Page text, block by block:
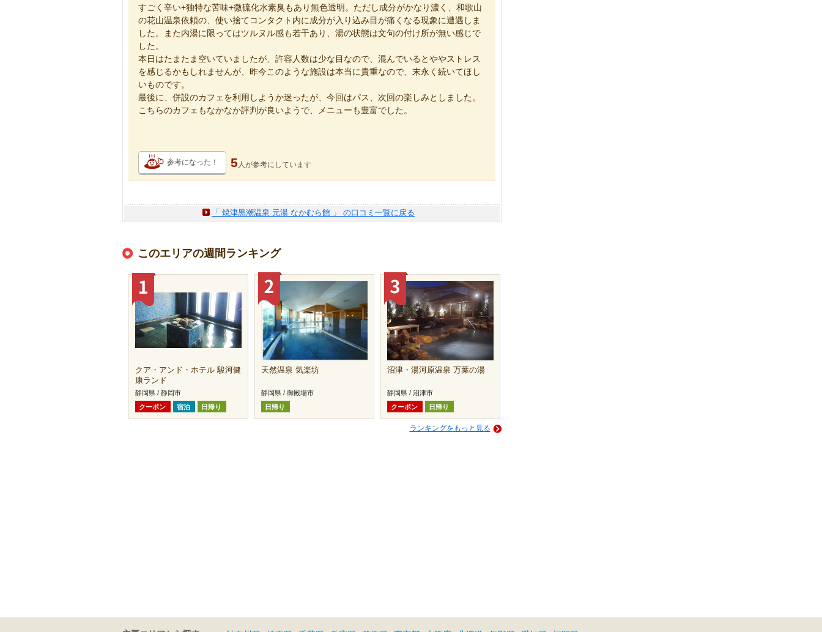
すごく辛い+独特な苦味+微硫化水素臭もあり無色透明。ただし成分がかなり濃く、和歌山
の花山温泉依頼の、使い捨てコンタクト内に成分が入り込み目が痛くなる現象に遭遇しま
した。また内湯に限ってはツルヌル感も若干あり、湯の状態は文句の付け所が無い感じで
した。
本日はたまたま空いていましたが、許容人数は少な目なので、混んでいるとややストレス
を感じるかもしれませんが、昨今このような施設は本当に貴重なので、末永く続いてほし
いものです。
最後に、併設のカフェを利用しようか迷ったが、今回はパス、次回の楽しみとしました。
こちらのカフェもなかなか評判が良いようで、メニューも豊富でした。
参考になった！ 5 人が参考にしています
「 焼津黒潮温泉 元湯 なかむら館 」 の口コミ一覧に戻る
このエリアの週間ランキング
クア・アンド・ホテル 駿河健
康ランド
静岡県 / 静岡市
クーポン
宿泊 日帰り
天然温泉 気楽坊
静岡県 / 御殿場市
日帰り
沼津・湯河原温泉 万葉の湯
静岡県 / 沼津市
クーポン
日帰り
ランキングをもっと見る